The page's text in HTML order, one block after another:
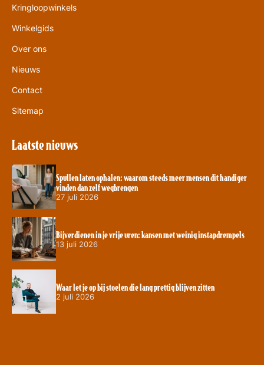
Kringloopwinkels
Winkelgids
Over ons
Nieuws
Contact
Sitemap
Laatste nieuws
Spullen laten ophalen: waarom steeds meer mensen dit handiger
vinden dan zelf wegbrengen
27 juli 2026
Bijverdienen in je vrije uren: kansen met weinig instapdrempels
13 juli 2026
Waar let je op bij stoelen die lang prettig blijven zitten
2 juli 2026